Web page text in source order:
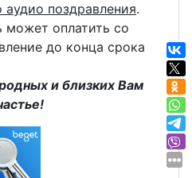
аудио поздравления.
может оплатить со
до конца срока
и близких Вам